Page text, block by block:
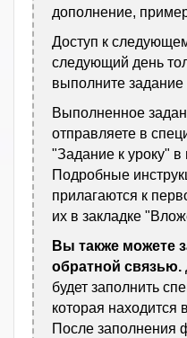
дополнение,
Доступ к
следующий день
выполните задание
Выполненное
отправляете в
"Задание к уроку" в
Подробные
прилагаются к
их в закладке
Вы также можете
обратной связью.
будет заполнить
которая находится
После заполнения